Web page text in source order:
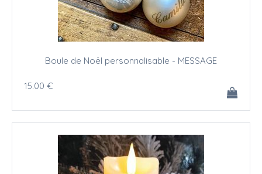
Boule de Noël personnalisable - MESSAGE
15.00 €